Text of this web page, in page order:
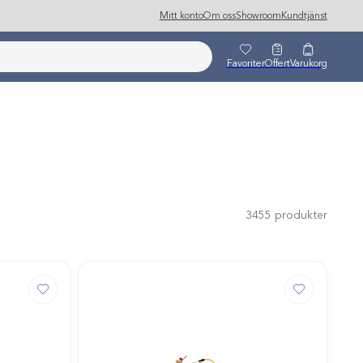
Mitt kontoOm ossShowroom Kundtjänst
FavoriterOffertVarukorg
3455 produkter